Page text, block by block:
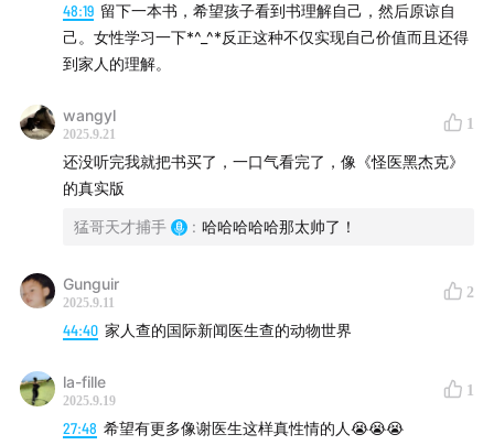
48:19 留下一本书，希望孩子看到书理解自己，然后原谅自
己。女性学习一下*^_^*反正这种不仅实现自己价值而且还得
到家人的理解。
wangyl
2025.9.21
1
还没听完我就把书买了，一口气看完了，像《怪医黑杰克》
的真实版
猛哥天才捕手 : 哈哈哈哈哈那太帅了！
Gunguir
2025.9.11
2
44:40 家人查的国际新闻医生查的动物世界
la-fille
2025.9.19
1
27:48 希望有更多像谢医生这样真性情的人😭😭😭